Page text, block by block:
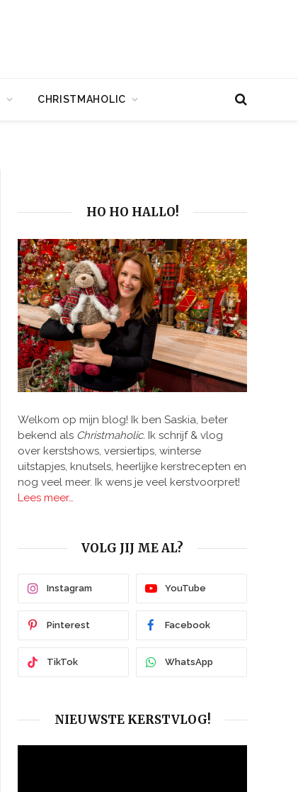
CHRISTMAHOLIC
HO HO HALLO!
Welkom op mijn blog! Ik ben Saskia, beter
bekend als Christmaholic. Ik schrijf & vlog
over kerstshows, versiertips, winterse
uitstapjes, knutsels, heerlijke kerstrecepten en
nog veel meer. Ik wens je veel kerstvoorpret!
Lees meer…
VOLG JIJ ME AL?
Instagram YouTube
Pinterest Facebook
TikTok WhatsApp
NIEUWSTE KERSTVLOG!